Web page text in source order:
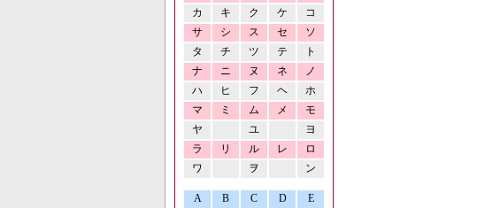
カ
キ ク ケ
コ
サ
シ ス セ
ソ
タ
チ ツ テ
ト
ナ
ニ ヌ ネ
ノ
ハ
ヒ フ ヘ
ホ
マ
ミ ム メ
モ
ヤ
ユ
ヨ
ラ
リ ル レ
ロ
ワ
ヲ ン
A B C D
E